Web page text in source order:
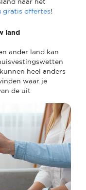
gratis offertes!
land
ander land kan
heel anders
waar je
de uit